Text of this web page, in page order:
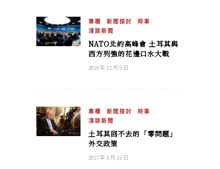
專欄 新聞探討
時事
淺談新聞
NATO北約高峰會 土耳其與
西方列強的花邊口水大戰
2019 年 12 月 9 日
專欄 新聞探討
時事
淺談新聞
土耳其回不去的「零問題」
外交政策
2017 年 1 月 15 日